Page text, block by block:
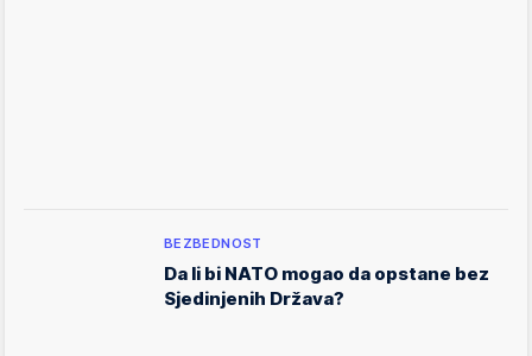
BEZBEDNOST
Da li bi NATO mogao da opstane bez
Sjedinjenih Država?